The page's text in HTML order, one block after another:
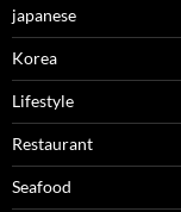
japanese
Korea
Lifestyle
Restaurant
Seafood